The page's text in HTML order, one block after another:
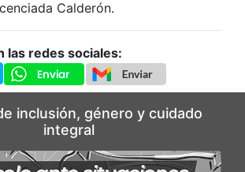
Calderón.
las redes sociales:
inclusión, género y cuidado
integral